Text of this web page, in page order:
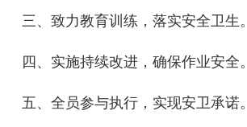
三、致力教育训练，落实安全卫生。
四、实施持续改进，确保作业安全。
五、全员参与执行，实现安卫承诺。